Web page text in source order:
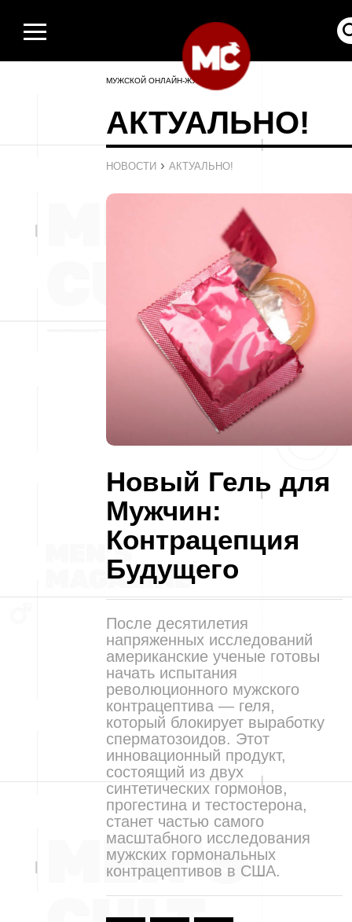
МУЖСКОЙ ОНЛАЙН-ЖУРНАЛ
АКТУАЛЬНО!
НОВОСТИ › АКТУАЛЬНО!
Новый Гель для
Мужчин:
Контрацепция
Будущего
После десятилетия
напряженных исследований
американские ученые готовы
начать испытания
революционного мужского
контрацептива — геля,
который блокирует выработку
сперматозоидов. Этот
инновационный продукт,
состоящий из двух
синтетических гормонов,
прогестина и тестостерона,
станет частью самого
масштабного исследования
мужских гормональных
контрацептивов в США.